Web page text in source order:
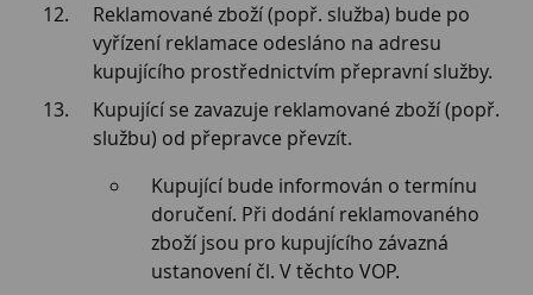
Reklamované zboží (popř. služba) bude po
vyřízení reklamace odesláno na adresu
kupujícího prostřednictvím přepravní služby.
Kupující se zavazuje reklamované zboží (popř.
službu) od přepravce převzít.
Kupující bude informován o termínu
doručení. Při dodání reklamovaného
zboží jsou pro kupujícího závazná
ustanovení čl. V těchto VOP.